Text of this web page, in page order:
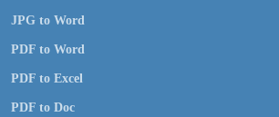
JPG to Word
PDF to Word
PDF to Excel
PDF to Doc